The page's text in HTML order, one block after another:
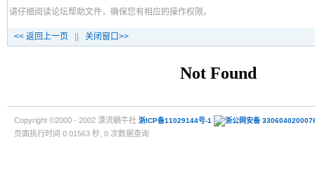
请仔细阅读论坛帮助文件，确保您有相应的操作权限。
<< 返回上一页 关闭窗口>>
Copyright ©2000 - 2002 漂流蜗牛社 浙ICP备11029144号-1 浙公网安备
页面执行时间 0.01563 秒, 0 次数据查询